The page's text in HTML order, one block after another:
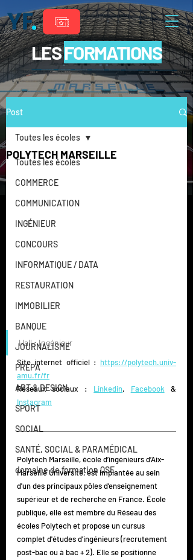
LESFORMATIONS
Post
Toutes les écoles
COMMERCE
COMMUNICATION
INGÉNIEUR
CONCOURS
INFORMATIQUE / DATA
RESTAURATION
IMMOBILIER
BANQUE
JOURNALISME
PREPA
ART & DESIGN
SPORT
SOCIAL
SANTÉ, SOCIAL & PARAMÉDICAL
domaine de formation QSE
Toutes les écoles
POLYTECH MARSEILLE
Hall : Ingénieur
Site internet officiel : https://polytech.univ-
amu.fr/fr
Réseaux sociaux : Linkedin, Facebook
Instagram
Polytech Marseille, école d’ingénieurs d’Aix-
Marseille Université, est implantée au sein
d'un des principaux pôles d’enseignement
supérieur et de recherche en France. École
publique, elle est membre du Réseau des
écoles Polytech et propose un cursus
complet d'études d'ingénieurs (recrutement
post-bac ou à bac + 2). Elle se positionne